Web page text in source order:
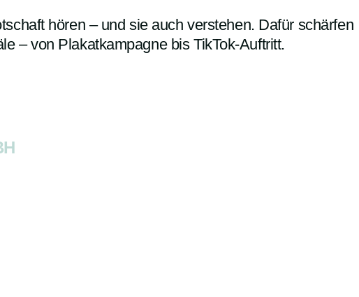
hören – und sie auch verstehen. Dafür schärfen
– von Plakatkampagne bis TikTok-Auftritt.